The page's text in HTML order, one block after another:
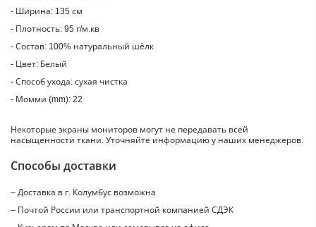
- Ширина: 135 см
- Плотность: 95 г/м.кв
- Состав: 100% натуральный шёлк
- Цвет: Белый
- Способ ухода: сухая чистка
- Момми (mm): 22
Некоторые экраны мониторов могут не передавать всей
насыщенности ткани. Уточняйте информацию у наших менеджеров.
Способы доставки
– Доставка в г. Колумбус возможна
– Почтой России или транспортной компанией СДЭК